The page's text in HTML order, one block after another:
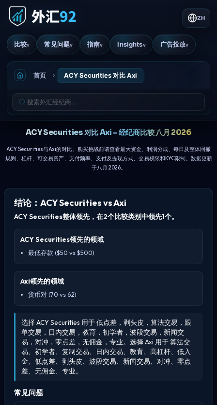
比较v 常见问题v 指南v Insightsv 广告投放v
ZH
首页 ACY Securities 对比 Axi
ACY Securities 对比 Axi - 经纪商比较 八月 2026
ACY Securities与Axi的对比。购买挑战前请查看最大资金、利润分成、每日及整体回撤
规则、杠杆、可交易资产、支付频率、支付及提现方式、交易权限和KYC限制。数据更新
于八月 2026。
结论：ACY Securities vs Axi
ACY Securities整体领先，在2个比较类别中领先1个。
ACY Securities领先的领域
最低存款 ($50 vs $500)
Axi领先的领域
货币对 (70 vs 62)
选择 ACY Securities 用于 低点差，剥头皮，算法交易，跟
单交易，日内交易，教育，初学者，波段交易，新闻交
易，对冲，零点差，无佣金，专业。选择 Axi 用于 算法交
易、初学者、复制交易、日内交易、教育、高杠杆、低入
金、低点差、剥头皮、波段交易、新闻交易、对冲、零点
差、无佣金、专业。
常见问题